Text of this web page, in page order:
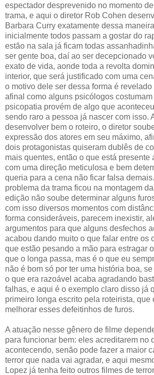
espectador desprevenido no momento
trama, e aqui o diretor Rob Cohen
Barbara Curry exatamente dessa
inicialmente todos passam a gostar do
estão na sala já ficam todas
ser gente boa, daí ao ser decepcionado
exato de vida, aonde toda a revolta
interior, que será justificado com uma
o motivo dele ser dessa forma é revelado
afinal como alguns psicólogos costumam
psicopatia provém de algo que
sendo raro a pessoa já nascer com isso.
desenvolver bem o roteiro, o diretor
expressão dos atores em seu máximo,
dois protagonistas quiseram dublês de
mais quentes, então o que está presente
com uma direção meticulosa e bem
queria para a cena não ficar falsa
problema da trama ficou na montagem
edição não soube determinar alguns
com isso diversos momentos com
forma consideráveis, parecem inexistir,
argumentos para que alguns desfechos
acabou dando muito o que falar entre os
que estão pesando a mão para estragar
que o longa passa, mas é o que eu
não é bom só por ter uma história boa,
o que era razoável acaba agradando
falhas, e aqui é o exemplo claro disso já
primeiro longa escrito pela roteirista, que
melhorar esses defeitinhos de furos.
A atuação nesse gênero de filme
para funcionar bem: eles acreditarem no
acontecendo, senão pode fazer a maior
terror que nada vai agradar, e aqui
Lopez já tenha feito outros filmes de